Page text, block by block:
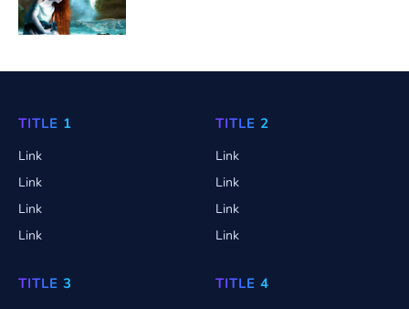
TITLE 1
Link
Link
Link
Link
TITLE 2
Link
Link
Link
Link
TITLE 3 TITLE 4